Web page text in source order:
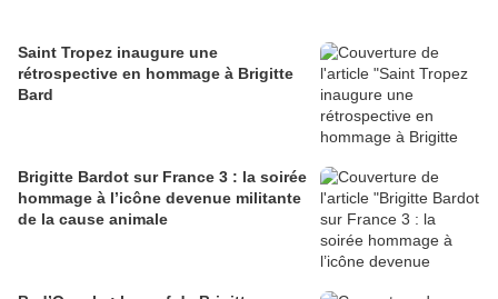
Saint Tropez inaugure une
rétrospective en hommage à Brigitte
Bard
Brigitte Bardot sur France 3 : la soirée
hommage à l’icône devenue militante
de la cause animale